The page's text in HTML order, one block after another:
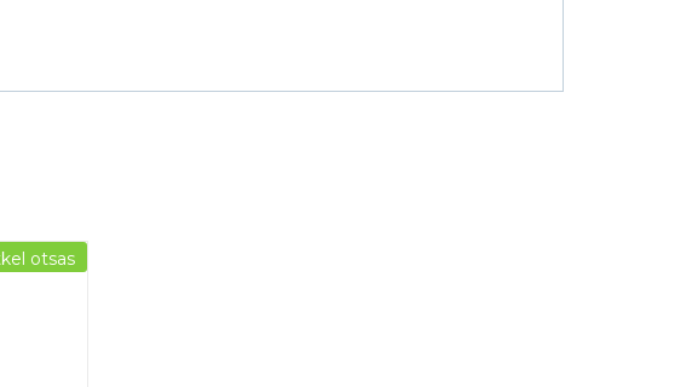
otsas